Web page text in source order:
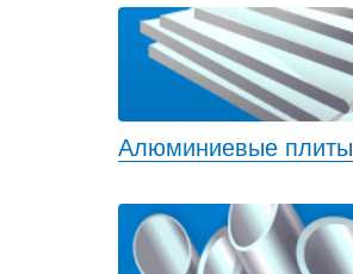
Алюминиевые плиты